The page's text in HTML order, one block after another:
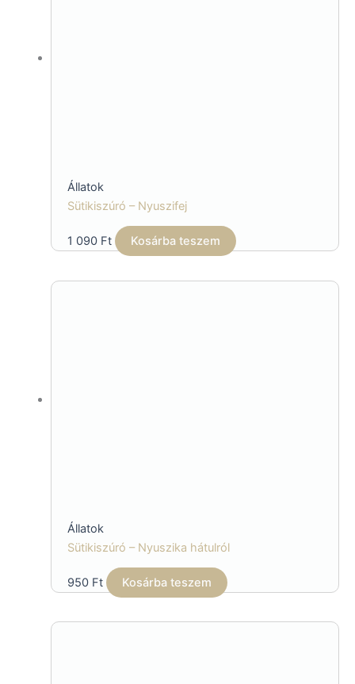
Állatok
Sütikiszúró – Nyuszifej
1 090 Ft Kosárba teszem
Állatok
Sütikiszúró – Nyuszika hátulról
950 Ft Kosárba teszem